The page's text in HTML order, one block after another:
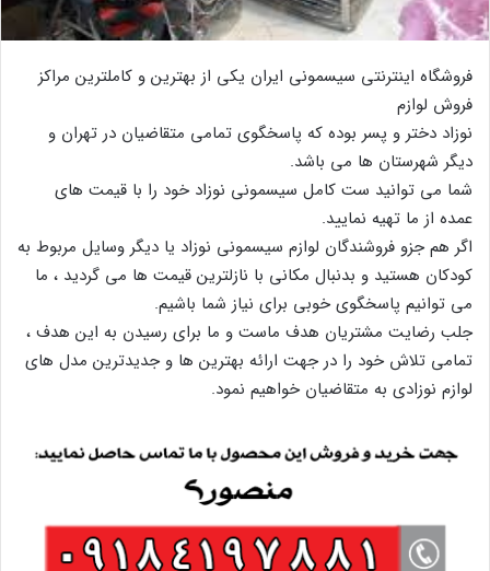
فروشگاه اینترنتی سیسمونی ایران یکی از بهترین و کاملترین مراکز
فروش لوازم
نوزاد دختر و پسر بوده که پاسخگوی تمامی متقاضیان در تهران و
دیگر شهرستان ها می باشد.
شما می توانید ست کامل سیسمونی نوزاد خود را با قیمت های
عمده از ما تهیه نمایید.
اگر هم جزو فروشندگان لوازم سیسمونی نوزاد یا دیگر وسایل مربوط به
کودکان هستید و بدنبال مکانی با نازلترین قیمت ها می گردید ، ما
می توانیم پاسخگوی خوبی برای نیاز شما باشیم.
جلب رضایت مشتریان هدف ماست و ما برای رسیدن به این هدف ،
تمامی تلاش خود را در جهت ارائه بهترین ها و جدیدترین مدل های
لوازم نوزادی به متقاضیان خواهیم نمود.